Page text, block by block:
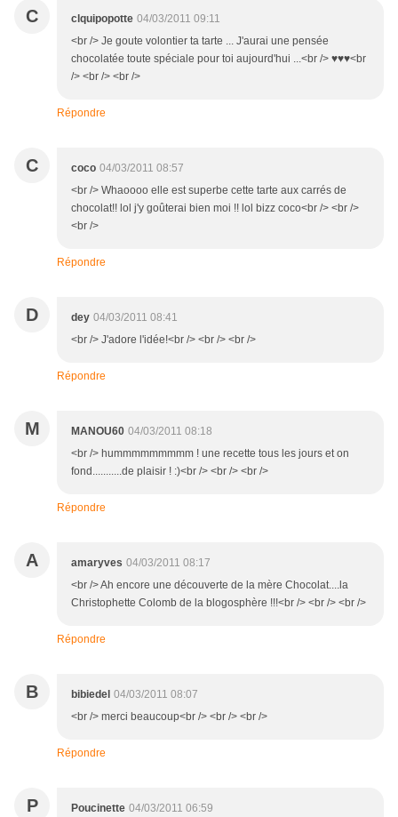
C clquipopotte 04/03/2011 09:11
<br /> Je goute volontier ta tarte ... J'aurai une pensée
chocolatée toute spéciale pour toi aujourd'hui ...<br /> ♥♥♥<br
/> <br /> <br />
Répondre
C coco 04/03/2011 08:57
<br /> Whaoooo elle est superbe cette tarte aux carrés de
chocolat!! lol j'y goûterai bien moi !! lol bizz coco<br /> <br />
<br />
Répondre
D dey 04/03/2011 08:41
<br /> J'adore l'idée!<br /> <br /> <br />
Répondre
M MANOU60 04/03/2011 08:18
<br /> hummmmmmmmm ! une recette tous les jours et on
fond...........de plaisir ! :)<br /> <br /> <br />
Répondre
A amaryves 04/03/2011 08:17
<br /> Ah encore une découverte de la mère Chocolat....la
Christophette Colomb de la blogosphère !!!<br /> <br /> <br />
Répondre
B bibiedel 04/03/2011 08:07
<br /> merci beaucoup<br /> <br /> <br />
Répondre
P Poucinette 04/03/2011 06:59